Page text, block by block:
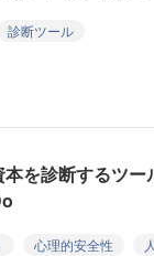
診断ツール
を診断するツ
心理的安全性